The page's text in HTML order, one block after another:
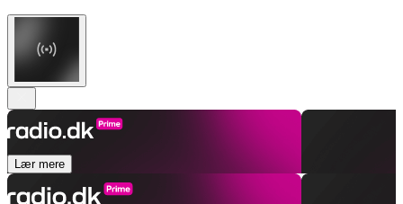
Lær mere